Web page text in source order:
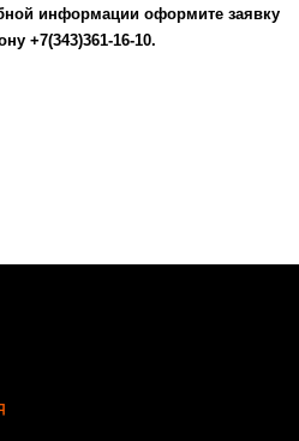
информации оформите заявку
+7(343)361-16-10.